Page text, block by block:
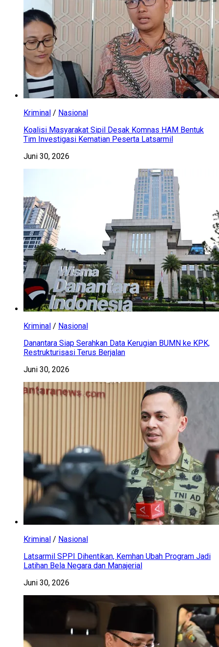
Kriminal / Nasional
Koalisi Masyarakat Sipil Desak Komnas HAM Bentuk
Tim Investigasi Kematian Peserta Latsarmil
Juni 30, 2026
Kriminal / Nasional
Danantara Siap Serahkan Data Kerugian BUMN ke KPK,
Restrukturisasi Terus Berjalan
Juni 30, 2026
Kriminal / Nasional
Latsarmil SPPI Dihentikan, Kemhan Ubah Program Jadi
Latihan Bela Negara dan Manajerial
Juni 30, 2026